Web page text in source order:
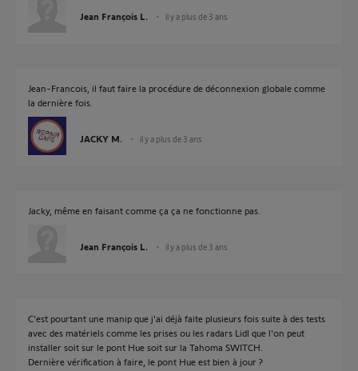
Jean François L. il y a plus de 3 ans
Jean-Francois, il faut faire la procédure de déconnexion globale comme
la dernière fois.
JACKY M. il y a plus de 3 ans
Jacky, même en faisant comme ça ça ne fonctionne pas.
Jean François L. il y a plus de 3 ans
C'est pourtant une manip que j'ai déjà faite plusieurs fois suite à des tests
avec des matériels comme les prises ou les radars Lidl que l'on peut
installer soit sur le pont Hue soit sur la Tahoma SWITCH.
Dernière vérification à faire, le pont Hue est bien à jour ?